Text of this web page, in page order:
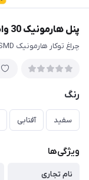
پنل هارمونیک 30 وات smd پارس شعاع توس
چراغ توکار هارمونیک SMD
رنگ
سفید آفتابی
ویژگی‌ها
نام تجاری